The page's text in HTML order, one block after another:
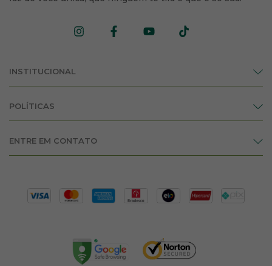
INSTITUCIONAL
POLÍTICAS
ENTRE EM CONTATO